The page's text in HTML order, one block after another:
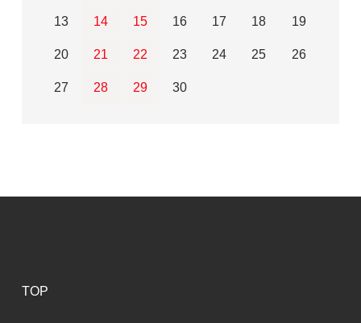
13 14 15 16 17 18 19
20 21 22 23 24 25 26
27 28 29 30
TOP